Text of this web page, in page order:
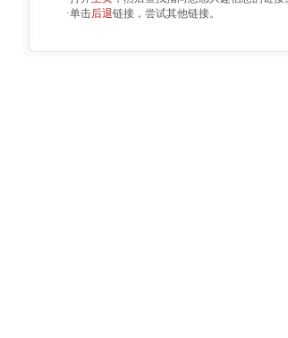
·单击后退链接，尝试其他链接。